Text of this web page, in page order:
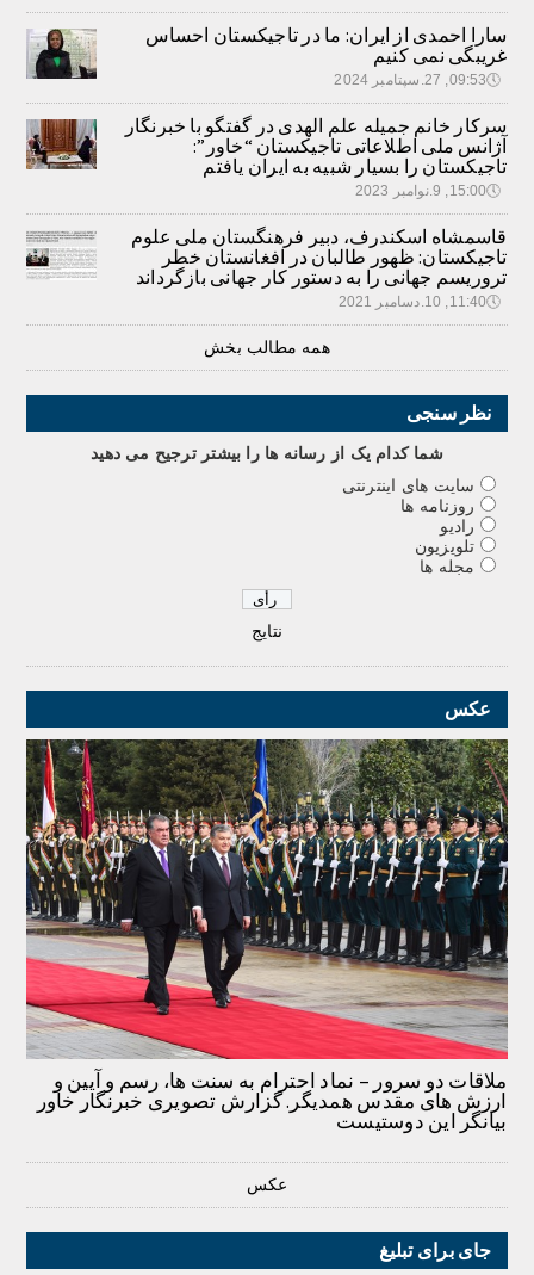
سارا احمدی از ایران: ما در تاجیکستان احساس
غریبگی نمی کنیم
🕔09:53, 27.سپتامبر 2024
سرکار خانم جمیله علم الهدی در گفتگو با خبرنگار
آژانس ملی اطلاعاتی تاجیکستان “خاور”:
تاجیکستان را بسیار شبیه به ایران یافتم
🕔15:00, 9.نوامبر 2023
قاسمشاه اسکندرف، دبیر فرهنگستان ملی علوم
تاجیکستان: ظهور طالبان در افغانستان خطر
تروریسم جهانی را به دستور کار جهانی بازگرداند
🕔11:40, 10.دسامبر 2021
همه مطالب بخش
نظر سنجی
شما کدام يک از رسانه ها را بيشتر ترجيح می دهيد
سایت های اینترنتی
روزنامه ها
رادیو
تلویزیون
مجله ها
نتایج
عکس
ملاقات دو سرور – نماد احترام به سنت ها، رسم و آیین و
ارزش های مقدس همدیگر. گزارش تصویری خبرنگار خاور
بیانگر این دوستیست
عکس
جای برای تبلیغ